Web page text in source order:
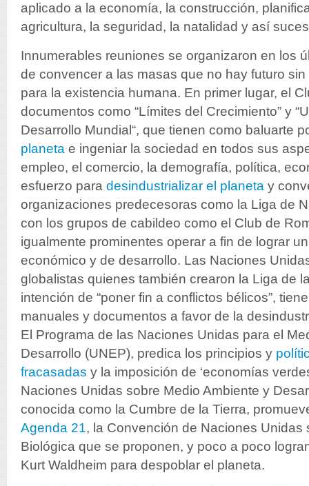
aplicado a la economía, la construcción,
agricultura, la seguridad, la natalidad y así
Innumerables reuniones se organizaron en los
de convencer a las masas que no hay futuro
para la existencia humana. En primer lugar, el
documentos como “Límites del Crecimiento” y
Desarrollo Mundial“, que tienen como baluarte
planeta e ingeniar la sociedad en todos sus
empleo, el comercio, la demografía, política,
esfuerzo para desindustrializar el planeta y
organizaciones predecesoras como la Liga de
con los grupos de cabildeo como el Club de
igualmente prominentes operar a fin de lograr
económico y de desarrollo. Las Naciones
globalistas quienes también crearon la Liga de
intención de “poner fin a conflictos bélicos”,
manuales y documentos a favor de la
El Programa de las Naciones Unidas para el
Desarrollo (UNEP), predica los principios y
fracasadas y la imposición de ‘economías
Naciones Unidas sobre Medio Ambiente y
conocida como la Cumbre de la Tierra,
Agenda 21, la Convención de Naciones Unidas
Biológica que se proponen, y poco a poco
Kurt Waldheim para despoblar el planeta.